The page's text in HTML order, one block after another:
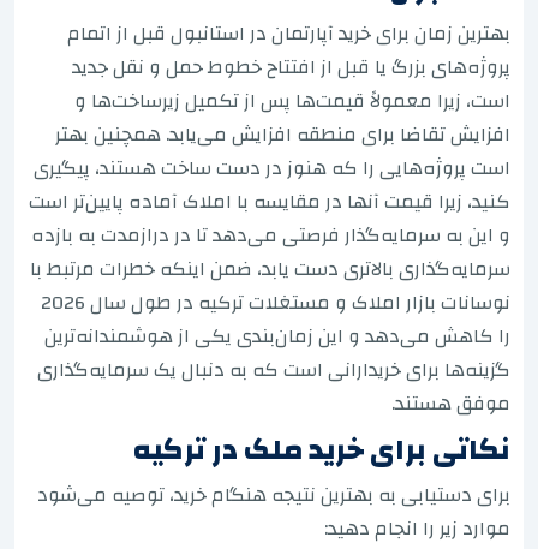
بهترین زمان برای خرید آپارتمان در استانبول قبل از اتمام
پروژه‌های بزرگ یا قبل از افتتاح خطوط حمل و نقل جدید
است، زیرا معمولاً قیمت‌ها پس از تکمیل زیرساخت‌ها و
افزایش تقاضا برای منطقه افزایش می‌یابد. همچنین بهتر
است پروژه‌هایی را که هنوز در دست ساخت هستند، پیگیری
کنید، زیرا قیمت آنها در مقایسه با املاک آماده پایین‌تر است
و این به سرمایه‌گذار فرصتی می‌دهد تا در درازمدت به بازده
سرمایه‌گذاری بالاتری دست یابد، ضمن اینکه خطرات مرتبط با
نوسانات بازار املاک و مستغلات ترکیه در طول سال 2026
را کاهش می‌دهد و این زمان‌بندی یکی از هوشمندانه‌ترین
گزینه‌ها برای خریدارانی است که به دنبال یک سرمایه‌گذاری
موفق هستند.
نکاتی برای خرید ملک در ترکیه
برای دستیابی به بهترین نتیجه هنگام خرید، توصیه می‌شود
موارد زیر را انجام دهید: